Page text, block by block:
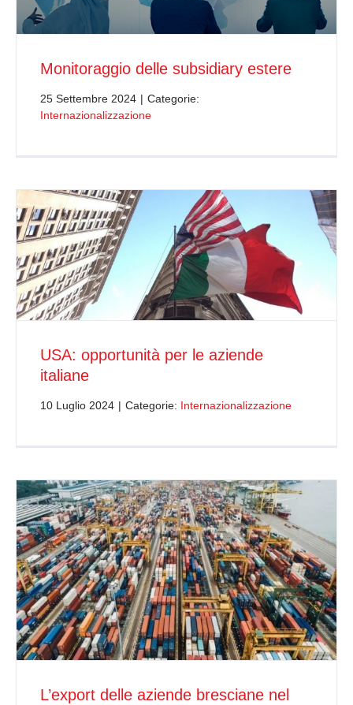
Monitoraggio delle subsidiary estere
25 Settembre 2024 | Categorie:
Internazionalizzazione
USA: opportunità per le aziende
italiane
10 Luglio 2024 | Categorie: Internazionalizzazione
L’export delle aziende bresciane nel